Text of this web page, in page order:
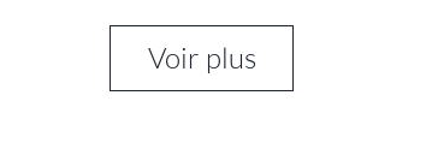
Voir plus